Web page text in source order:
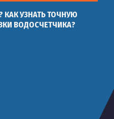
КАК УЗНАТЬ ТОЧНУЮ
ВОДОСЧЕТЧИКА?